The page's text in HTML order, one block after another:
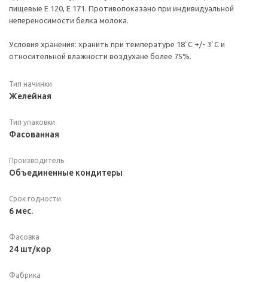
пищевые Е 120, Е 171. Противопоказано при индивидуальной
непереносимости белка молока.
Условия хранения: хранить при температуре 18`C +/- 3`C и
относительной влажности воздухане более 75%.
Тип начинки
Желейная
Тип упаковки
Фасованная
Производитель
Объединенные кондитеры
Срок годности
6 мес.
Фасовка
24 шт/кор
Фабрика